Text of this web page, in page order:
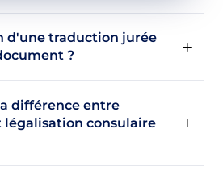
d'une traduction jurée
?
différence entre
légalisation consulaire